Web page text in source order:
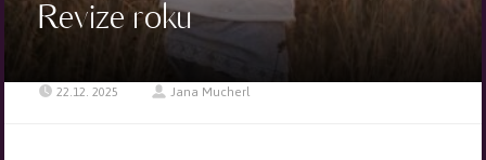
Revize roku
22.12. 2025 Jana Mucherl